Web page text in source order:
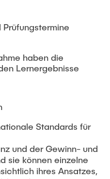
Prüfungstermine
haben die
Lernergebnisse
Standards für
und der Gewinn- und
sie können einzelne
ihres Ansatzes,